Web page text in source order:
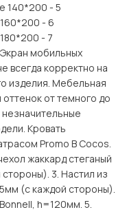
140*200 - 5
- 6
- 7
мобильных
всегда корректно на
изделия. Мебельная
от темного до
Кровать
Promo B Cocos.
жаккард стеганый
3. Настил из
(с каждой стороны).
h=120мм. 5.